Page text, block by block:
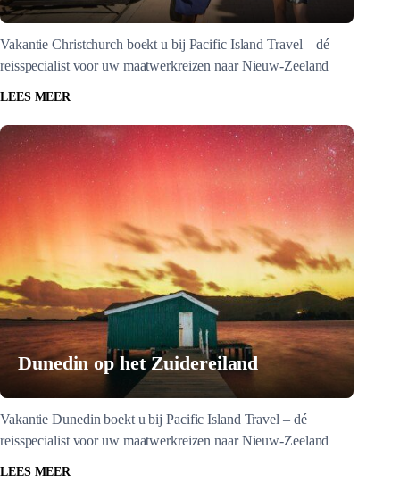
Vakantie Christchurch boekt u bij Pacific Island Travel – dé
reisspecialist voor uw maatwerkreizen naar Nieuw-Zeeland
LEES MEER
Dunedin op het Zuidereiland
Vakantie Dunedin boekt u bij Pacific Island Travel – dé
reisspecialist voor uw maatwerkreizen naar Nieuw-Zeeland
LEES MEER